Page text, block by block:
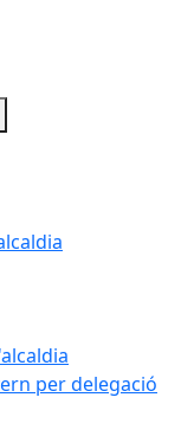
per delegació